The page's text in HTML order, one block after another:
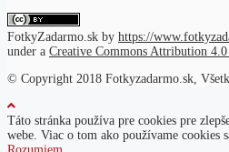
FotkyZadarmo.sk by https://
under a Creative Commons Attribution
© Copyright 2018 Fotkyzadarmo.sk,
Táto stránka používa pre cookies pre
webe. Viac o tom ako používame cookies